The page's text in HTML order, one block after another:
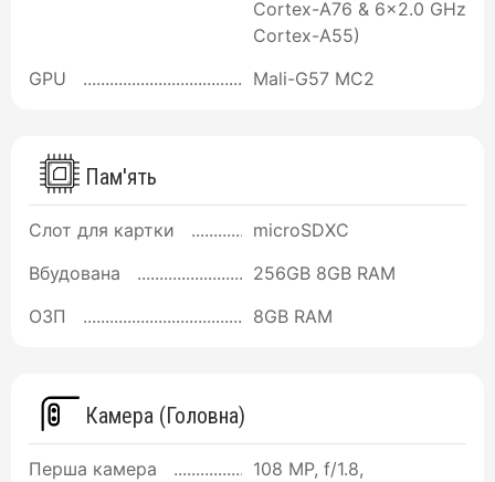
Cortex-A76 & 6x2.0 GHz
Cortex-A55)
GPU
Mali-G57 MC2
Пам'ять
Слот для картки
microSDXC
Вбудована
256GB 8GB RAM
ОЗП
8GB RAM
Камера (Головна)
Перша камера
108 MP, f/1.8,